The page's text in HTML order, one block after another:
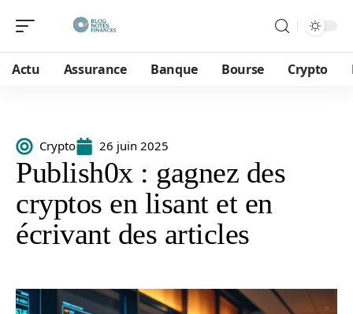
Actu Assurance Banque Bourse Crypto
Crypto 26 juin 2025
Publish0x : gagnez des
cryptos en lisant et en
écrivant des articles